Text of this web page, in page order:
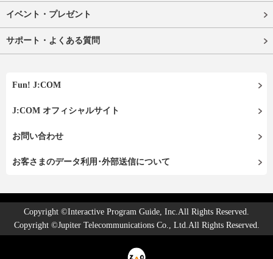
イベント・プレゼント
サポート・よくある質問
Fun! J:COM
J:COM オフィシャルサイト
お問い合わせ
お客さまのデータ利用･外部送信について
Copyright ©Interactive Program Guide, Inc.All Rights Reserved.
Copyright ©Jupiter Telecommunications Co., Ltd.All Rights Reserved.